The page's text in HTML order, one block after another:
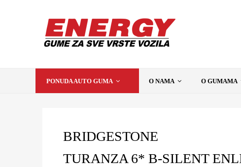
PONUDA AUTO GUMA O NAMA O GUMAMA
BRIDGESTONE
TURANZA 6* B-SILENT